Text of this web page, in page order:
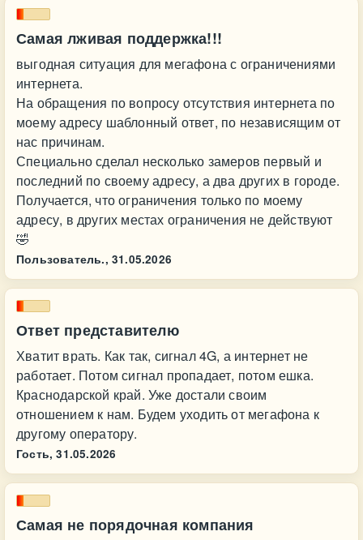
Самая лживая поддержка!!!
выгодная ситуация для мегафона с ограничениями
интернета.
На обращения по вопросу отсутствия интернета по
моему адресу шаблонный ответ, по независящим от
нас причинам.
Специально сделал несколько замеров первый и
последний по своему адресу, а два других в городе.
Получается, что ограничения только по моему
адресу, в других местах ограничения не действуют
🤣
Пользователь., 31.05.2026
Ответ представителю
Хватит врать. Как так, сигнал 4G, а интернет не
работает. Потом сигнал пропадает, потом ешка.
Краснодарской край. Уже достали своим
отношением к нам. Будем уходить от мегафона к
другому оператору.
Гость, 31.05.2026
Самая не порядочная компания